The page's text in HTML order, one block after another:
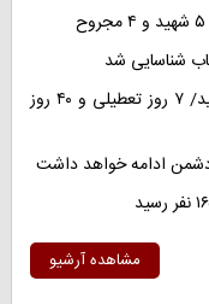
رهبر و پیشوای شیعیان جهان به شهادت رسید/ ۷ روز تعطیلی و ۴۰ روز
مشاهده آرشیو